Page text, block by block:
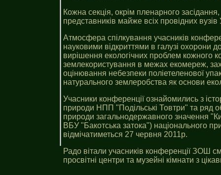
Кожна секція, окрім пленарного
представників майже всіх провідних вузів
Атмосфера спілкування учасників
науковими відкриттями в галузі охорони
вирішення екологічних проблем кожного
землекористування в межах екомереж,
оцінювання небезпеки поліетеленової
натурального землеробства як основи
Учасники конференції ознайомились з
природи НПП "Подільські Товтри" та ряд
природи загальнодержавного значення
ВБУ "Бакотська затока") національного
відмічатиметься 27 червня 2011р.
Радо вітали учасників конференції ЗОШ
просвітні центри та музейні кімнати з